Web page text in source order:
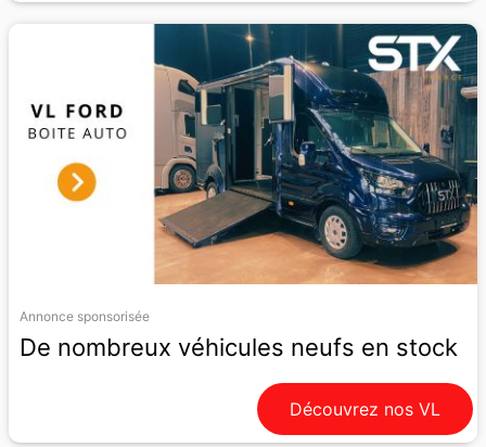
Annonce sponsorisée
De nombreux véhicules neufs en stock
Découvrez nos VL